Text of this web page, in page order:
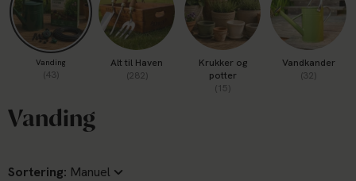
Vanding
(43)
Alt til Haven
(282)
Krukker og
potter
(15)
Vandkander
(32)
Vanding
Sortering: